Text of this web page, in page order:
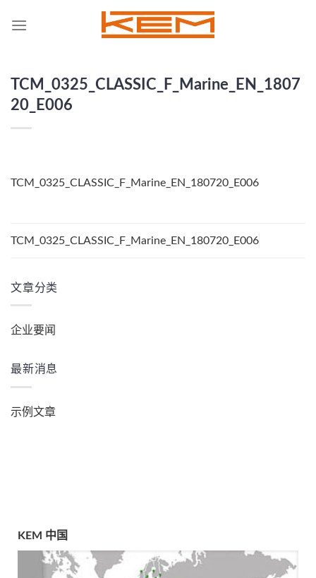
TCM_0325_CLASSIC_F_Marine_EN_1807
20_E006
TCM_0325_CLASSIC_F_Marine_EN_180720_E006
TCM_0325_CLASSIC_F_Marine_EN_180720_E006
文章分类
企业要闻
最新消息
示例文章
KEM 中国